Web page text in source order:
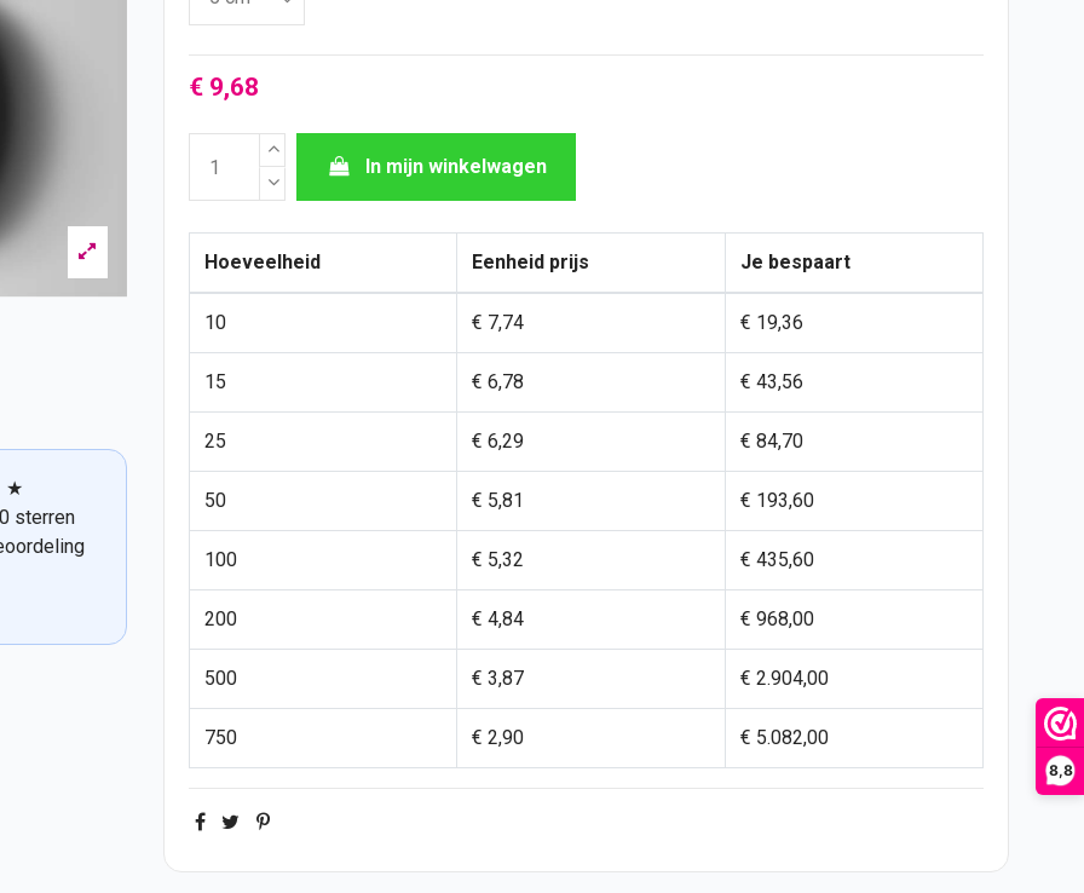
8,8
★
sterren
€ 9,68
In mijn winkelwagen
Hoeveelheid Eenheid prijs Je bespaart
10 € 7,74 € 19,36
15 € 6,78 € 43,56
25 € 6,29 € 84,70
50 € 5,81 € 193,60
100 € 5,32 € 435,60
200 € 4,84 € 968,00
500 € 3,87 € 2.904,00
750 € 2,90 € 5.082,00